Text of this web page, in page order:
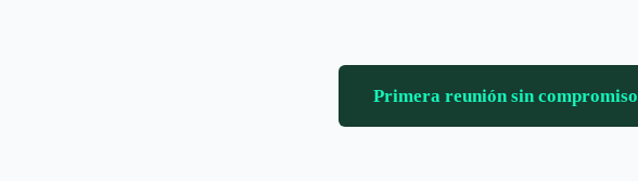
Primera reunión sin compromiso